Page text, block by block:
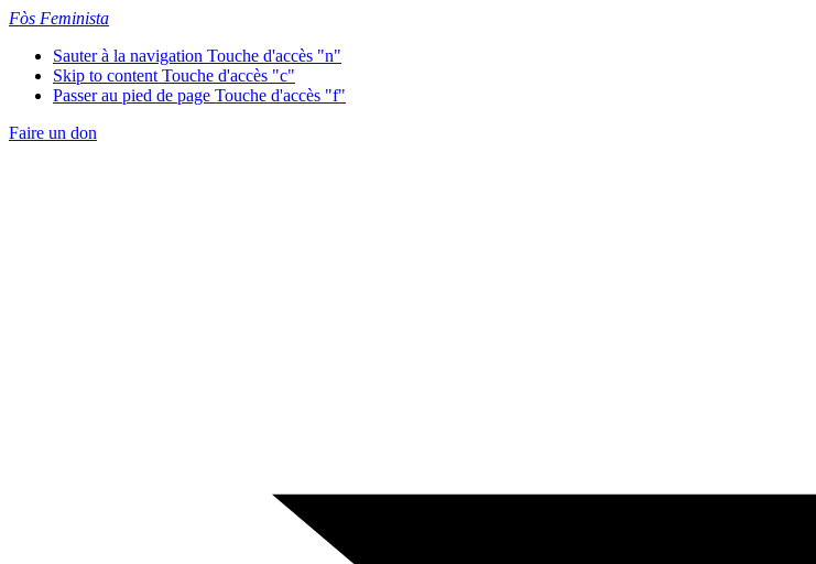
Fòs Feminista
Sauter à la navigation Touche d'accès "n"
Skip to content Touche d'accès "c"
Passer au pied de page Touche d'accès "f"
Faire un don